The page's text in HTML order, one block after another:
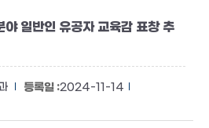
일반인 유공자 교육감 표창 추
2024-11-14